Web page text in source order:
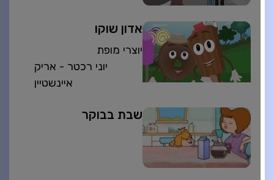
אדון שוקו
יוצרי מופת
יוני רכטר - אריק
איינשטיין
שבת בבוקר